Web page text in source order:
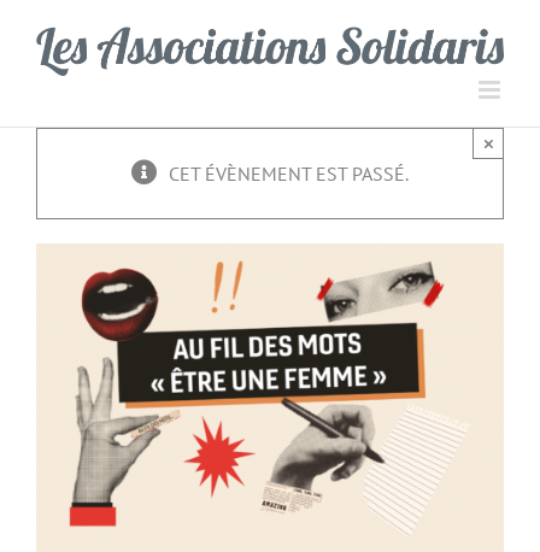
contenu
CET ÉVÈNEMENT EST PASSÉ.
×